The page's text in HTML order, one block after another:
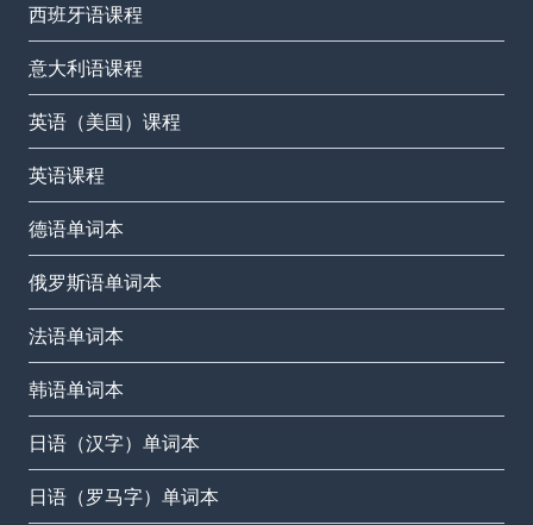
西班牙语课程
意大利语课程
英语（美国）课程
英语课程
德语单词本
俄罗斯语单词本
法语单词本
韩语单词本
日语（汉字）单词本
日语（罗马字）单词本